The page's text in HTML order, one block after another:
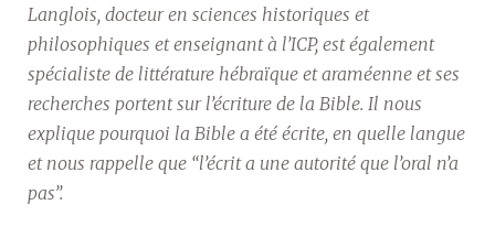
Langlois, docteur en sciences historiques et
philosophiques et enseignant à l’ICP, est également
spécialiste de littérature hébraïque et araméenne et ses
recherches portent sur l’écriture de la Bible. Il nous
explique pourquoi la Bible a été écrite, en quelle langue
et nous rappelle que “l’écrit a une autorité que l’oral n’a
pas”.